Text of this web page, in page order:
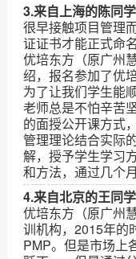
3.来自上海的陈同学
很早接触项目管理
证证书才能正式命
优培东方（原广州
绍，报名参加了优
为了让我们学生能
老师总是不怕辛苦
的面授公开课方式
管理理论结合实际
解，授予学生学习
和方法，通过几个
4.来自北京的王同学
优培东方（原广州
训机构，2015年的
PMP。但是市场上